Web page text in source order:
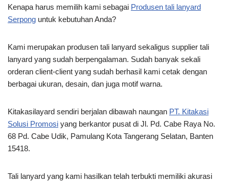
Kenapa harus memilih kami sebagai Produsen tali lanyard
Serpong untuk kebutuhan Anda?
Kami merupakan produsen tali lanyard sekaligus supplier tali
lanyard yang sudah berpengalaman. Sudah banyak sekali
orderan client-client yang sudah berhasil kami cetak dengan
berbagai ukuran, desain, dan juga motif warna.
Kitakasilayard sendiri berjalan dibawah naungan PT. Kitakasi
Solusi Promosi yang berkantor pusat di Jl. Pd. Cabe Raya No.
68 Pd. Cabe Udik, Pamulang Kota Tangerang Selatan, Banten
15418.
Tali lanyard yang kami hasilkan telah terbukti memiliki akurasi